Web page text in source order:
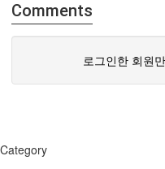
Comments
로그인한 회원
Category